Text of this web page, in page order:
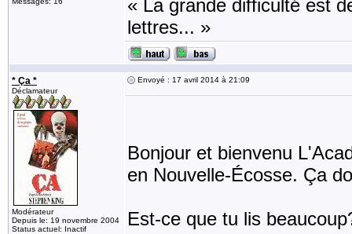
« La grande difficulté est
lettres... »
* Ça *
Déclamateur
Modérateur
Depuis le: 19 novembre 2004
Status actuel: Inactif
Envoyé : 17 avril 2014 à 21:09
Bonjour et bienvenu
en Nouvelle-Écosse. Ça
Est-ce que tu lis